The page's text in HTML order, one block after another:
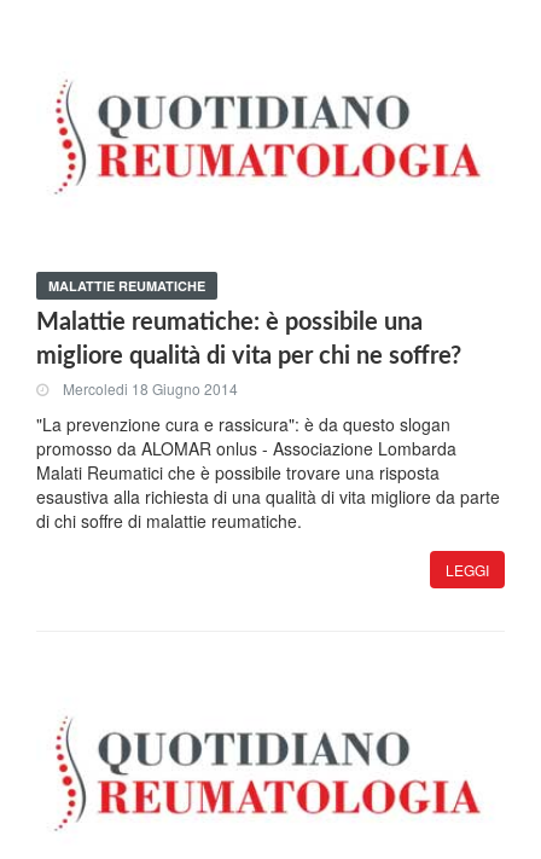
MALATTIE REUMATICHE
Malattie reumatiche: è possibile una
migliore qualità di vita per chi ne soffre?
Mercoledi 18 Giugno 2014
"La prevenzione cura e rassicura": è da questo slogan
promosso da ALOMAR onlus - Associazione Lombarda
Malati Reumatici che è possibile trovare una risposta
esaustiva alla richiesta di una qualità di vita migliore da parte
di chi soffre di malattie reumatiche.
LEGGI